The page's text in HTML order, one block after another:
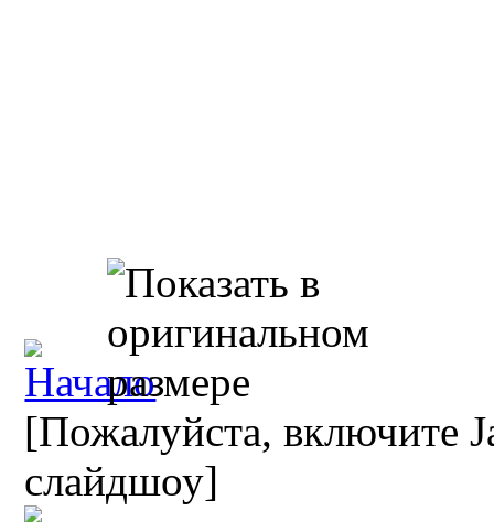
[Пожалуйста, включите
слайдшоу]